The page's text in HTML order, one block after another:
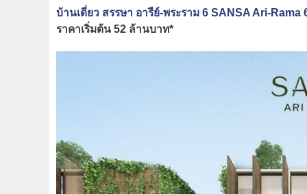
บ้านเดี่ยว สรรษา อารีย์-พระราม 6 SANSA Ari-Rama
ราคาเริ่มต้น 52 ล้านบาท*